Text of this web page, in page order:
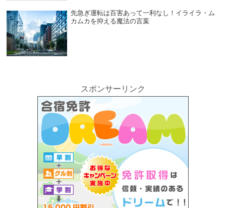
先急ぎ運転は百害あって一利なし！イライラ・ム
カムカを抑える魔法の言葉
スポンサーリンク